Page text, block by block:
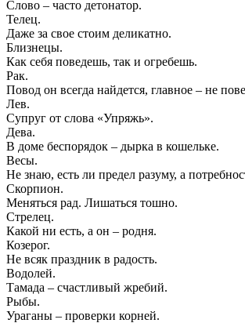
Слово – часто детонатор.
Телец.
Даже за свое стоим деликатно.
Близнецы.
Как себя поведешь, так и огребешь.
Рак.
Повод он всегда найдется, главное – не
Лев.
Супруг от слова «Упряжь».
Дева.
В доме беспорядок – дырка в кошельке.
Весы.
Не знаю, есть ли предел разуму, а
Скорпион.
Меняться рад. Лишаться тошно.
Стрелец.
Какой ни есть, а он – родня.
Козерог.
Не всяк праздник в радость.
Водолей.
Тамада – счастливый жребий.
Рыбы.
Ураганы – проверки корней.